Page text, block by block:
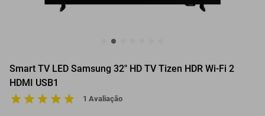
Smart TV LED Samsung 32" HD TV Tizen HDR Wi-Fi 2
HDMI USB1
1 Avaliação